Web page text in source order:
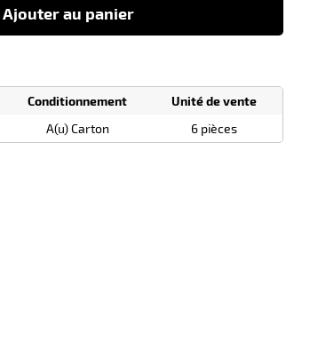
Ajouter au panier
Conditionnement
Unité de vente
A(u) Carton 6 pièces